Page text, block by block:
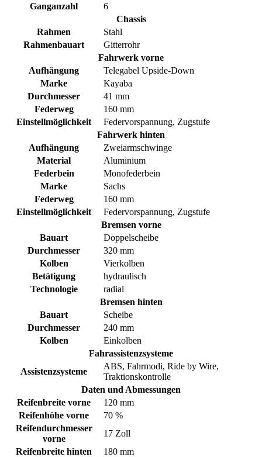
Ganganzahl
6
Chassis
Rahmen
Stahl
Rahmenbauart
Gitterrohr
Fahrwerk vorne
Aufhängung
Telegabel Upside-Down
Marke
Kayaba
Durchmesser
41 mm
Federweg
160 mm
Einstellmöglichkeit
Federvorspannung, Zugstufe
Fahrwerk hinten
Aufhängung
Zweiarmschwinge
Material
Aluminium
Federbein
Monofederbein
Marke
Sachs
Federweg
160 mm
Einstellmöglichkeit
Federvorspannung, Zugstufe
Bremsen vorne
Bauart
Doppelscheibe
Durchmesser
320 mm
Kolben
Vierkolben
Betätigung
hydraulisch
Technologie
radial
Bremsen hinten
Bauart
Scheibe
Durchmesser
240 mm
Kolben
Einkolben
Fahrassistenzsysteme
Assistenzsysteme
ABS, Fahrmodi, Ride by Wire,
Traktionskontrolle
Daten und Abmessungen
Reifenbreite vorne
120 mm
Reifenhöhe vorne
70 %
Reifendurchmesser
vorne
17 Zoll
Reifenbreite hinten
180 mm